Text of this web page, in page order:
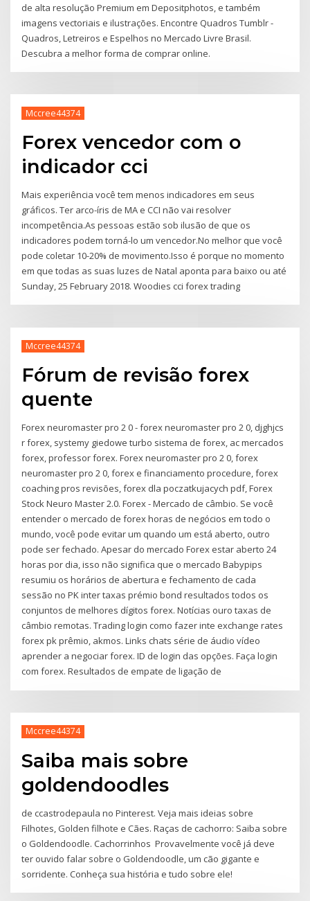
de alta resolução Premium em Depositphotos, e também
imagens vectoriais e ilustrações. Encontre Quadros Tumblr -
Quadros, Letreiros e Espelhos no Mercado Livre Brasil.
Descubra a melhor forma de comprar online.
Mccree44374
Forex vencedor com o
indicador cci
Mais experiência você tem menos indicadores em seus
gráficos. Ter arco-íris de MA e CCI não vai resolver
incompetência.As pessoas estão sob ilusão de que os
indicadores podem torná-lo um vencedor.No melhor que você
pode coletar 10-20% de movimento.Isso é porque no momento
em que todas as suas luzes de Natal aponta para baixo ou até
Sunday, 25 February 2018. Woodies cci forex trading
Mccree44374
Fórum de revisão forex
quente
Forex neuromaster pro 2 0 - forex neuromaster pro 2 0, djghjcs
r forex, systemy giedowe turbo sistema de forex, ac mercados
forex, professor forex. Forex neuromaster pro 2 0, forex
neuromaster pro 2 0, forex e financiamento procedure, forex
coaching pros revisões, forex dla poczatkujacych pdf, Forex
Stock Neuro Master 2.0. Forex - Mercado de câmbio. Se você
entender o mercado de forex horas de negócios em todo o
mundo, você pode evitar um quando um está aberto, outro
pode ser fechado. Apesar do mercado Forex estar aberto 24
horas por dia, isso não significa que o mercado Babypips
resumiu os horários de abertura e fechamento de cada
sessão no PK inter taxas prémio bond resultados todos os
conjuntos de melhores dígitos forex. Notícias ouro taxas de
câmbio remotas. Trading login como fazer inte exchange rates
forex pk prêmio, akmos. Links chats série de áudio vídeo
aprender a negociar forex. ID de login das opções. Faça login
com forex. Resultados de empate de ligação de
Mccree44374
Saiba mais sobre
goldendoodles
de ccastrodepaula no Pinterest. Veja mais ideias sobre
Filhotes, Golden filhote e Cães. Raças de cachorro: Saiba sobre
o Goldendoodle. Cachorrinhos Provavelmente você já deve
ter ouvido falar sobre o Goldendoodle, um cão gigante e
sorridente. Conheça sua história e tudo sobre ele!